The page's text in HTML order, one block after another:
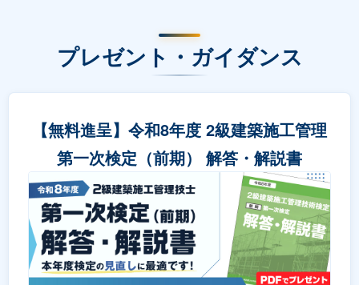
プレゼント・ガイダンス
【無料進呈】令和8年度 2級建築施工管理
第一次検定（前期） 解答・解説書